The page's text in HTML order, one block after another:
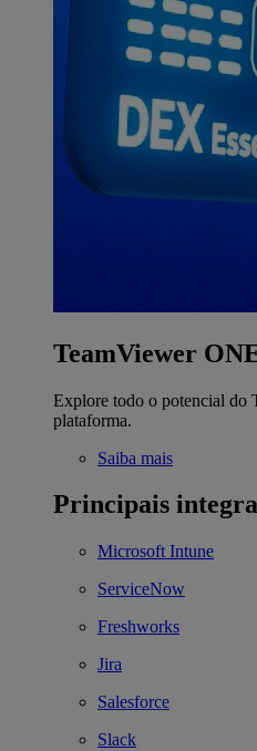
TeamViewer
Explore todo o potencial do
plataforma.
Saiba mais
Principais
Microsoft Intune
ServiceNow
Freshworks
Jira
Salesforce
Slack